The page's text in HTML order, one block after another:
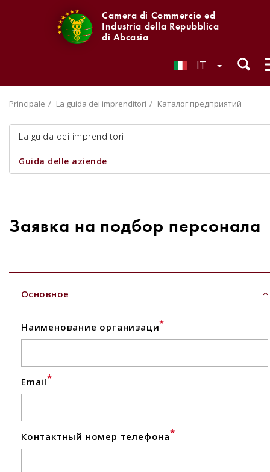
Camera di Commercio ed
Industria della Repubblica
di Abcasia
IT
Principale La guida dei imprenditori Каталог предприятий
La guida dei imprenditori
Guida delle aziende
Заявка на подбор персонала
Основное
Наименование организаци*
Email*
Контактный номер телефона*